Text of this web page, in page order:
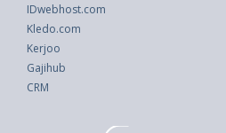
IDwebhost.com
Kledo.com
Kerjoo
Gajihub
CRM